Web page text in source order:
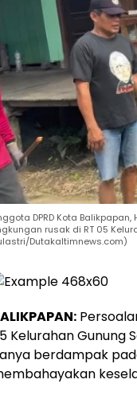
DPRD Kota
rusak di RT 05
Dutakaltimnews.com)
Kelurahan Gunung
berdampak